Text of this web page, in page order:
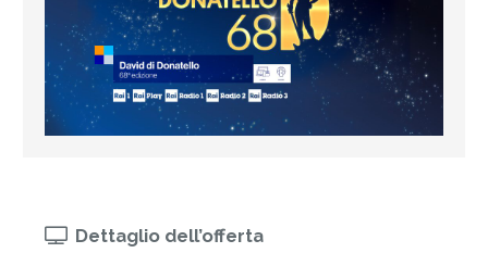
Dettaglio dell’offerta